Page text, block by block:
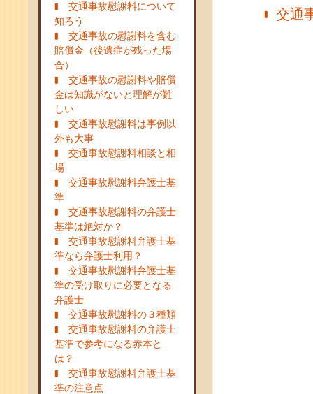
交通事故慰謝料について
知ろう
交通事故の慰謝料を含む
賠償金（後遺症が残った場
合）
交通事故の慰謝料や賠償
金は知識がないと理解が難
しい
交通事故慰謝料は事例以
外も大事
交通事故慰謝料相談と相
場
交通事故慰謝料弁護士基
準
交通事故慰謝料の弁護士
基準は絶対か？
交通事故慰謝料弁護士基
準なら弁護士利用？
交通事故慰謝料弁護士基
準の受け取りに必要となる
弁護士
交通事故慰謝料の３種類
交通事故慰謝料の弁護士
基準で参考になる赤本と
は？
交通事故慰謝料弁護士基
準の注意点
交通